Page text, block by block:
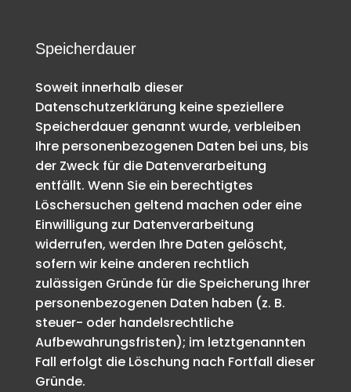
Speicherdauer
Soweit innerhalb dieser
Datenschutzerklärung keine speziellere
Speicherdauer genannt wurde, verbleiben
Ihre personenbezogenen Daten bei uns, bis
der Zweck für die Datenverarbeitung
entfällt. Wenn Sie ein berechtigtes
Löschersuchen geltend machen oder eine
Einwilligung zur Datenverarbeitung
widerrufen, werden Ihre Daten gelöscht,
sofern wir keine anderen rechtlich
zulässigen Gründe für die Speicherung Ihrer
personenbezogenen Daten haben (z. B.
steuer- oder handelsrechtliche
Aufbewahrungsfristen); im letztgenannten
Fall erfolgt die Löschung nach Fortfall dieser
Gründe.